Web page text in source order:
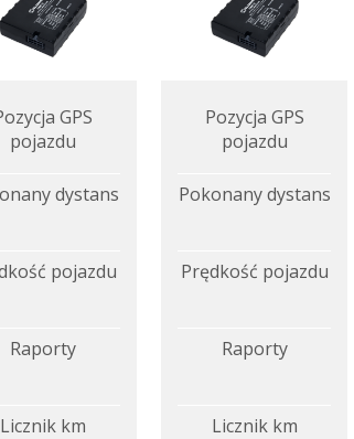
GPS
pojazdu
dystans
pojazdu
Raporty
Licznik km
Pozycja GPS
pojazdu
Pokonany dystans
Prędkość pojazdu
Raporty
Licznik km